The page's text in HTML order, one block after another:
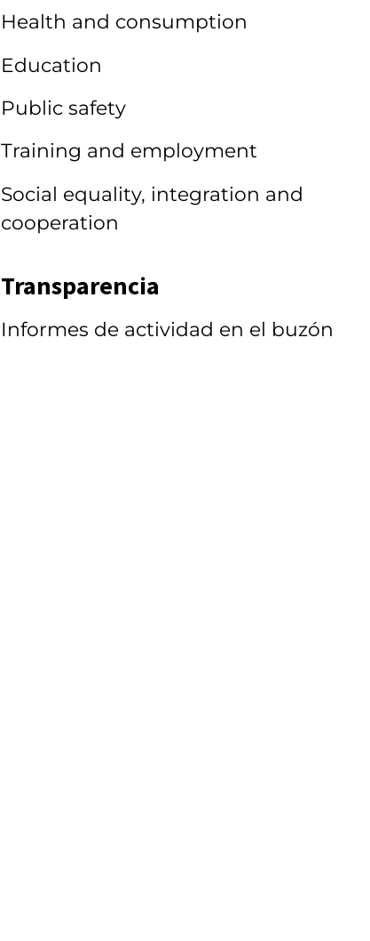
Health and consumption
Education
Public safety
Training and employment
Social equality, integration and
cooperation
Transparencia
Informes de actividad en el buzón